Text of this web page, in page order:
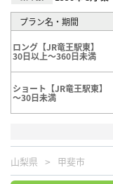
プラン名・期間
ロング【JR竜王駅東】
30日以上～360日未満
ショート【JR竜王駅東】
～30日未満
山梨県 甲斐市